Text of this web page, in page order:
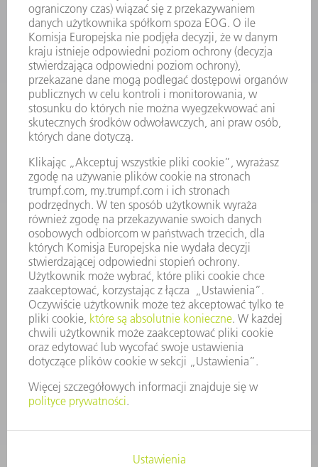
MASZYNY & SYSTEMY
LASER
ENERGOELEKTRONIKA
ELEKTRONARZĘDZIA
SMART FACTORY
OPROGRAMOWANIE
USŁUGI SERWISOWE
ZASTOSOWANIA
BRANŻE
FIRMA
OFERTY STANOWISK
PROFIL FIRMY
ZARZĄD
SPRAWOZDANIE Z DZIAŁALNOŚCI
ZASADY BIZNESOWE
ZAPEWNIENIE ZGODNOŚCI DZIAŁALNOŚCI Z REGULACJAMI
SYSTEM ZGŁASZANIA NIEPRAWIDŁOWOŚCI
BEZPIECZEŃSTWO
INFORMACJE PRASOWE
MAGAZYNY
ZRÓWNOWAŻONY ROZWÓJ
ŚRODOWISKO I KLIMAT
SPOŁECZEŃSTWO
KIEROWANIE PRZEDSIĘBIORSTWEM
OCHRONA DANYCH